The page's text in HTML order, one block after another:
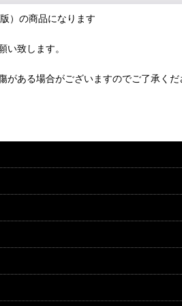
）の商品になります
い致します。
がある場合がございますのでご了承くだ